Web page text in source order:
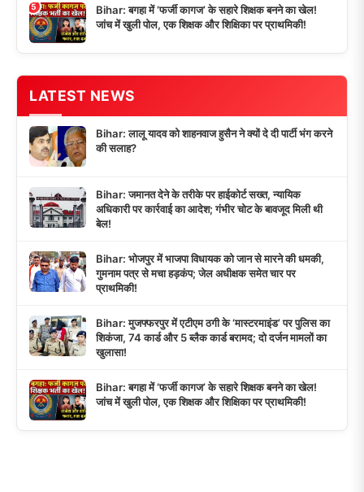
5
Bihar: बगहा में ‘फर्जी कागज’ के सहारे शिक्षक बनने का खेल!
जांच में खुली पोल, एक शिक्षक और शिक्षिका पर प्राथमिकी!
LATEST NEWS
Bihar: लालू यादव को शाहनवाज हुसैन ने क्यों दे दी पार्टी भंग करने
की सलाह?
Bihar: जमानत देने के तरीके पर हाईकोर्ट सख्त, न्यायिक
अधिकारी पर कार्रवाई का आदेश; गंभीर चोट के बावजूद मिली थी
बेल!
Bihar: भोजपुर में भाजपा विधायक को जान से मारने की धमकी,
गुमनाम पत्र से मचा हड़कंप; जेल अधीक्षक समेत चार पर
प्राथमिकी!
Bihar: मुजफ्फरपुर में एटीएम ठगी के ‘मास्टरमाइंड’ पर पुलिस का
शिकंजा, 74 कार्ड और 5 ब्लैक कार्ड बरामद; दो दर्जन मामलों का
खुलासा!
Bihar: बगहा में ‘फर्जी कागज’ के सहारे शिक्षक बनने का खेल!
जांच में खुली पोल, एक शिक्षक और शिक्षिका पर प्राथमिकी!